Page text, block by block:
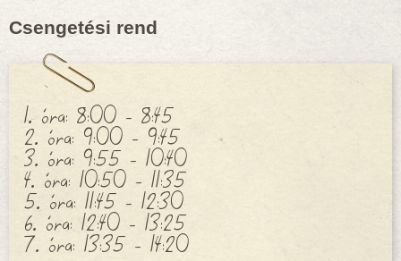
Csengetési rend
1. óra: 8:00 - 8:45
2. óra: 9:00 - 9:45
3. óra: 9:55 - 10:40
4. óra: 10:50 - 11:35
5. óra: 11:45 - 12:30
6. óra: 12:40 - 13:25
7. óra: 13:35 - 14:20